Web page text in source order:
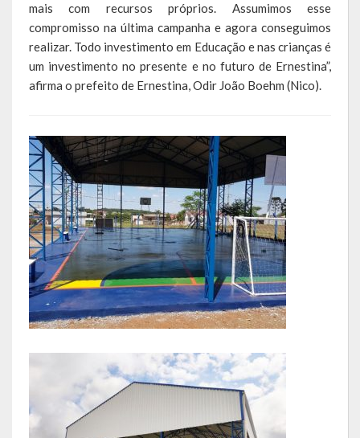
LEIS COMPLEMENTARES
Publicações
Regulamentos
Editais
Planos
Concursos
Termos de Compromisso
RGF – Relatório de Gestão Fiscal
RREO – Relatório Resumido da Execução Orçamentária
mais com recursos próprios. Assumimos esse
compromisso na última campanha e agora conseguimos
realizar. Todo investimento em Educação e nas crianças é
um investimento no presente e no futuro de Ernestina”,
afirma o prefeito de Ernestina, Odir João Boehm (Nico).